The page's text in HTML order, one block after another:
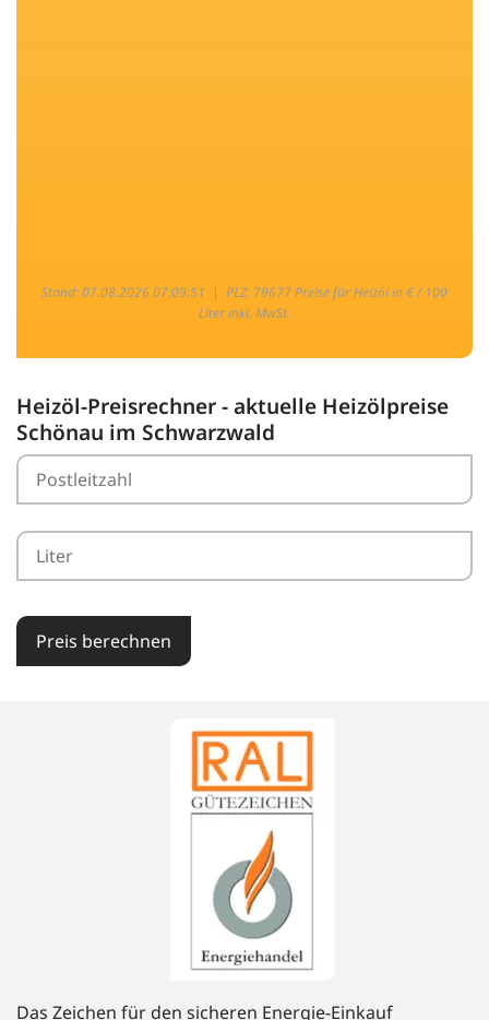
Stand: 07.08.2026 07:09:51 | PLZ: 79677 Preise für Heizöl in € / 100
Liter inkl. MwSt.
Heizöl-Preisrechner - aktuelle Heizölpreise
Schönau im Schwarzwald
Preis berechnen
Das Zeichen für den sicheren Energie-Einkauf